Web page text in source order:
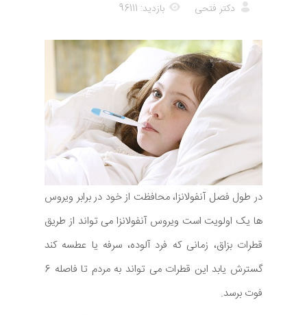
دکتر فتحی بازدید: 96111
در طول فصل آنفولانزا، محافظت از خود در برابر ویروس
ها یک اولویت است ویروس آنفولانزا می تواند از طریق
قطرات بزاق، زمانی که فرد آلوده، سرفه یا عطسه کند
گسترش یابد این قطرات می تواند به مردم تا فاصله 6
فوت برسد.